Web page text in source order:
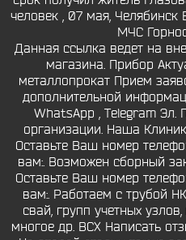
человек , 07 мая,
МЧС
Данная ссылка ведет на
магазина. Прибор
металлопрокат Прием
дополнительной
WhatsApp , Telegram Эл.
организации. Наша
Оставьте Ваш номер
вам:. Возможен сборный
Оставьте Ваш номер
вам:. Работаем с трубой
свай, групп учетных
многое др. ВСХ Написать